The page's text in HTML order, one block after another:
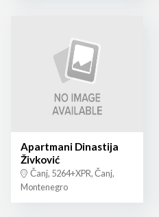
Apartmani Dinastija
Živković
Čanj, 5264+XPR, Čanj,
Montenegro